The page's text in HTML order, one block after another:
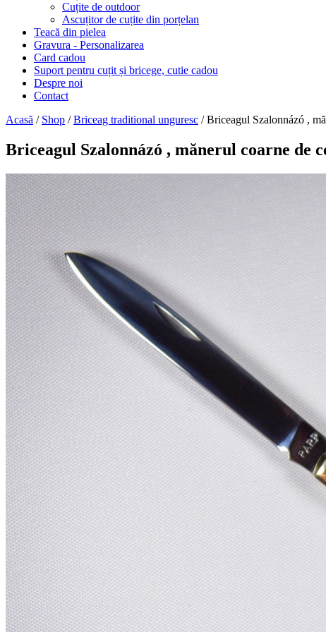
Cuțite de outdoor
Ascuțitor de cuțite din porțelan
Teacă din pielea
Gravura - Personalizarea
Card cadou
Suport pentru cuțit și bricege, cutie cadou
Despre noi
Contact
Acasă / Shop /Briceag traditional unguresc / Briceagul Szalonnázó ,
Briceagul Szalonnázó , mănerul coarne de